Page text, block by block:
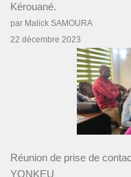
Kérouané.
par Malick SAMOURA
22 décembre 2023
Réunion de prise de
YONKEU